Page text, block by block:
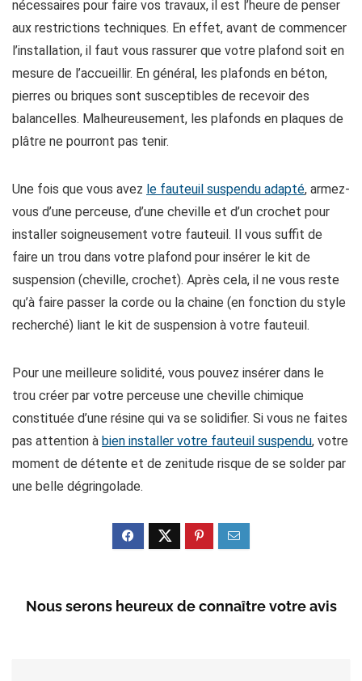
nécessaires pour faire vos travaux, il est l’heure de penser
aux restrictions techniques. En effet, avant de commencer
l’installation, il faut vous rassurer que votre plafond soit en
mesure de l’accueillir. En général, les plafonds en béton,
pierres ou briques sont susceptibles de recevoir des
balancelles. Malheureusement, les plafonds en plaques de
plâtre ne pourront pas tenir.
Une fois que vous avez le fauteuil suspendu adapté, armez-
vous d’une perceuse, d’une cheville et d’un crochet pour
installer soigneusement votre fauteuil. Il vous suffit de
faire un trou dans votre plafond pour insérer le kit de
suspension (cheville, crochet). Après cela, il ne vous reste
qu’à faire passer la corde ou la chaine (en fonction du style
recherché) liant le kit de suspension à votre fauteuil.
Pour une meilleure solidité, vous pouvez insérer dans le
trou créer par votre perceuse une cheville chimique
constituée d’une résine qui va se solidifier. Si vous ne faites
pas attention à bien installer votre fauteuil suspendu, votre
moment de détente et de zenitude risque de se solder par
une belle dégringolade.
Nous serons heureux de connaître votre avis